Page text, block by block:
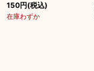
150円(税込)
在庫わずか